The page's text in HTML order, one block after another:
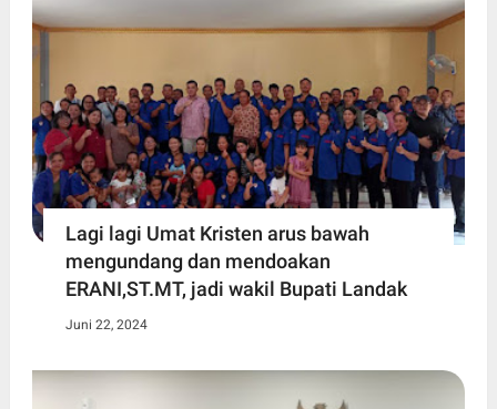
Lagi lagi Umat Kristen arus bawah
mengundang dan mendoakan
ERANI,ST.MT, jadi wakil Bupati Landak
Juni 22, 2024